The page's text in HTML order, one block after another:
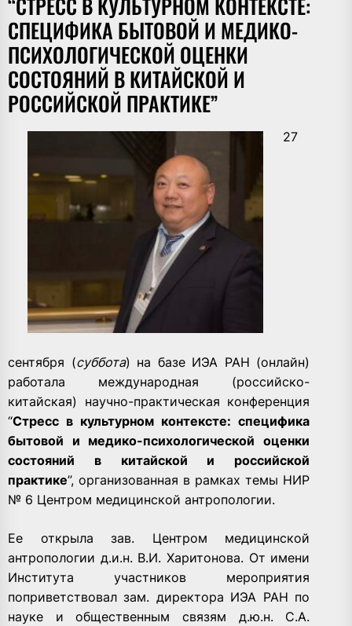
СПЕЦИФИКА БЫТОВОЙ И МЕДИКО-
ПСИХОЛОГИЧЕСКОЙ ОЦЕНКИ
СОСТОЯНИЙ В КИТАЙСКОЙ И
РОССИЙСКОЙ ПРАКТИКЕ”
27
сентября (суббота) на базе ИЭА РАН (онлайн)
работала международная (российско-
китайская) научно-практическая конференция
“Стресс в культурном контексте: специфика
бытовой и медико-психологической оценки
состояний в китайской и российской
практике”, организованная в рамках темы НИР
№ 6 Центром медицинской антропологии.
Ее открыла зав. Центром медицинской
антропологии д.и.н. В.И. Харитонова. От имени
Института участников мероприятия
поприветствовал зам. директора ИЭА РАН по
науке и общественным связям д.ю.н. С.А.